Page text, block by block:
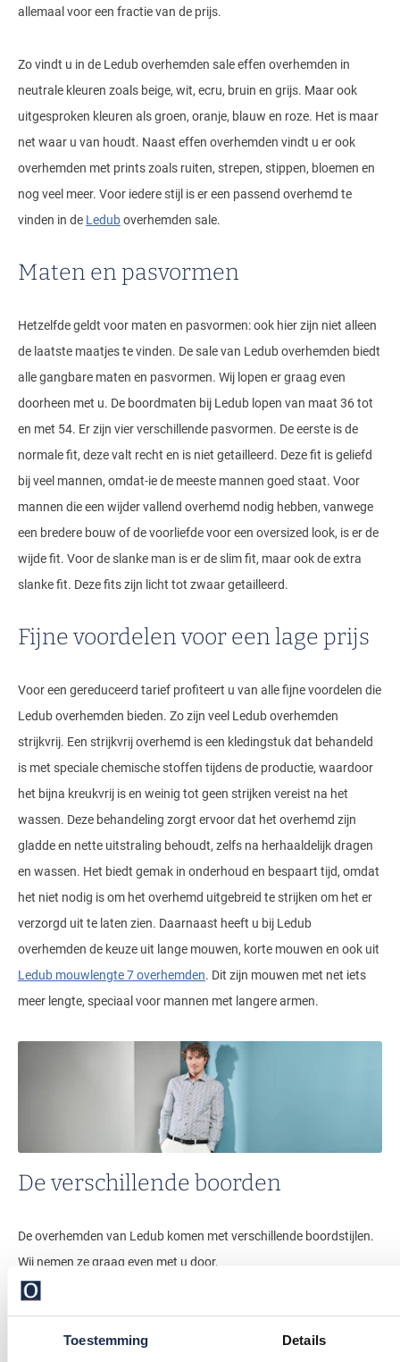
Toestemming Details
allemaal voor een fractie van de prijs.
Zo vindt u in de Ledub overhemden sale effen overhemden in
neutrale kleuren zoals beige, wit, ecru, bruin en grijs. Maar ook
uitgesproken kleuren als groen, oranje, blauw en roze. Het is maar
net waar u van houdt. Naast effen overhemden vindt u er ook
overhemden met prints zoals ruiten, strepen, stippen, bloemen en
nog veel meer. Voor iedere stijl is er een passend overhemd te
vinden in de Leduboverhemden sale.
Maten en pasvormen
Hetzelfde geldt voor maten en pasvormen: ook hier zijn niet alleen
de laatste maatjes te vinden. De sale van Ledub overhemden biedt
alle gangbare maten en pasvormen. Wij lopen er graag even
doorheen met u. De boordmaten bij Ledub lopen van maat 36 tot
en met 54. Er zijn vier verschillende pasvormen. De eerste is de
normale fit, deze valt recht en is niet getailleerd. Deze fit is geliefd
bij veel mannen, omdat-ie de meeste mannen goed staat. Voor
mannen die een wijder vallend overhemd nodig hebben, vanwege
een bredere bouw of de voorliefde voor een oversized look, is er de
wijde fit. Voor de slanke man is er de slim fit, maar ook de extra
slanke fit. Deze fits zijn licht tot zwaar getailleerd.
Fijne voordelen voor een lage prijs
Voor een gereduceerd tarief profiteert u van alle fijne voordelen die
Ledub overhemden bieden. Zo zijn veel Ledub overhemden
strijkvrij. Een strijkvrij overhemd is een kledingstuk dat behandeld
is met speciale chemische stoffen tijdens de productie, waardoor
het bijna kreukvrij is en weinig tot geen strijken vereist na het
wassen. Deze behandeling zorgt ervoor dat het overhemd zijn
gladde en nette uitstraling behoudt, zelfs na herhaaldelijk dragen
en wassen. Het biedt gemak in onderhoud en bespaart tijd, omdat
het niet nodig is om het overhemd uitgebreid te strijken om het er
verzorgd uit te laten zien. Daarnaast heeft u bij Ledub
overhemden de keuze uit lange mouwen, korte mouwen en ook uit
Ledub mouwlengte 7 overhemden. Dit zijn mouwen met net iets
meer lengte, speciaal voor mannen met langere armen.
De verschillende boorden
De overhemden van Ledub komen met verschillende boordstijlen.
Wij nemen ze graag even met u door.
Cutaway boord:Deze boordstijl onderscheidt zich door wijde
kraagpunten die sterk naar buiten zijn gericht, waardoor een